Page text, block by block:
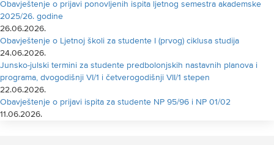
Obavještenje o prijavi ponovljenih ispita ljetnog semestra akademske
2025/26. godine
26.06.2026.
Obavještenje o Ljetnoj školi za studente I (prvog) ciklusa studija
24.06.2026.
Junsko-julski termini za studente predbolonjskih nastavnih planova i
programa, dvogodišnji VI/1 i četverogodišnji VII/1 stepen
22.06.2026.
Obavještenje o prijavi ispita za studente NP 95/96 i NP 01/02
11.06.2026.